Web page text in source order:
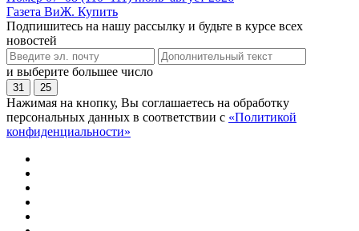
Газета ВиЖ. Купить
Подпишитесь на нашу рассылку и будьте в курсе всех
новостей
и выберите большее число
31 25
Нажимая на кнопку, Вы соглашаетесь на обработку
персональных данных в соответствии с «Политикой
конфиденциальности»